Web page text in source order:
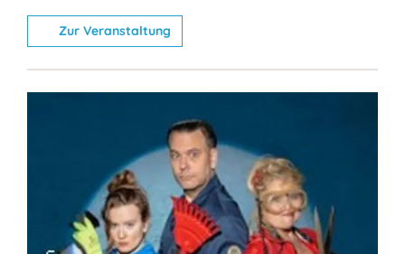
Zur Veranstaltung